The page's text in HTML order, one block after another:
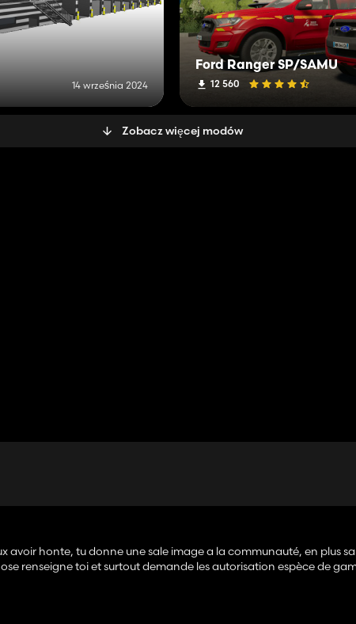
14 września 2024
Ford Ranger SP/SAMU
12 560
Zobacz więcej modów
avoir honte, tu donne une sale image a la communauté, en plus
renseigne toi et surtout demande les autorisation espèce de